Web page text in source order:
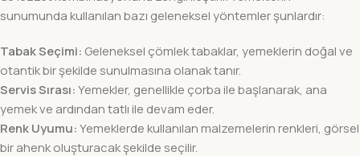
sunumunda kullanılan bazı geleneksel yöntemler şunlardır:
Tabak Seçimi: Geleneksel çömlek tabaklar, yemeklerin doğal ve
otantik bir şekilde sunulmasına olanak tanır.
Servis Sırası:Yemekler, genellikle çorba ile başlanarak, ana
yemek ve ardından tatlı ile devam eder.
Renk Uyumu:Yemeklerde kullanılan malzemelerin renkleri, görsel
bir ahenk oluşturacak şekilde seçilir.